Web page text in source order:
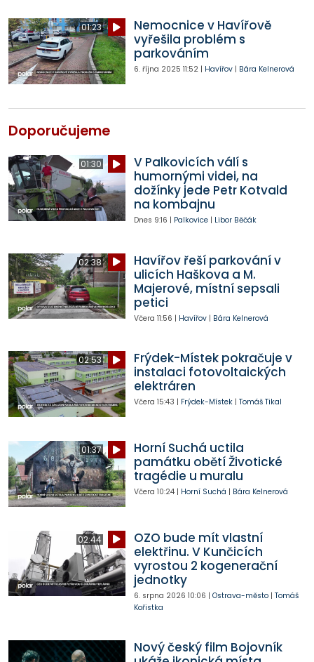
01:23
Nemocnice v Havířově
vyřešila problém s
parkováním
6. října 2025 11:52| Havířov| Bára Kelnerová
Doporučujeme
01:30
V Palkovicích válí s
humornými videi, na
dožínky jede Petr Kotvald
na kombajnu
Dnes 9:16 | Palkovice| Libor Běčák
02:38
Havířov řeší parkování v
ulicích Haškova a M.
Majerové, místní sepsali
petici
Včera 11:56 | Havířov| Bára Kelnerová
02:53
Frýdek-Místek pokračuje v
instalaci fotovoltaických
elektráren
Včera 15:43 | Frýdek-Místek| Tomáš Tikal
01:37
Horní Suchá uctila
památku obětí Životické
tragédie u muralu
Včera 10:24| Horní Suchá | Bára Kelnerová
02:44
OZO bude mít vlastní
elektřinu. V Kunčicích
vyrostou 2 kogenerační
jednotky
6. srpna 2026 10:06 | Ostrava-město| Tomáš
Kořistka
Nový český film Bojovník